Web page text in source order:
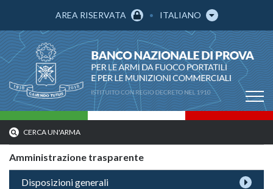
AREA RISERVATA ITALIANO
CERCA UN'ARMA
Amministrazione trasparente
Disposizioni generali